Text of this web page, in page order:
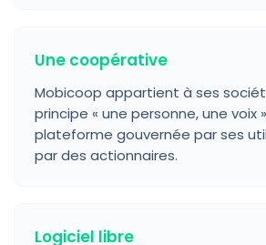
Une coopérative
Mobicoop appartient à ses
principe « une personne, une voix
plateforme gouvernée par ses
par des actionnaires.
Logiciel libre